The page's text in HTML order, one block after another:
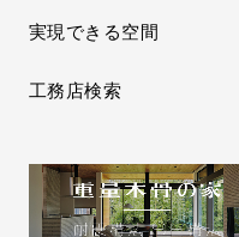
実現できる空間
工務店検索